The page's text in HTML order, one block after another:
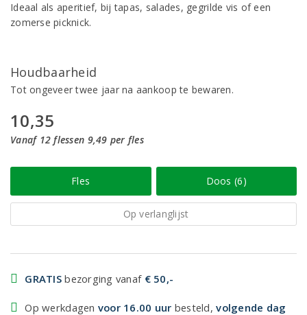
Ideaal als aperitief, bij tapas, salades, gegrilde vis of een
zomerse picknick.
Houdbaarheid
Tot ongeveer twee jaar na aankoop te bewaren.
10,35
Vanaf 12 flessen 9,49 per fles
Fles Doos (6)
Op verlanglijst
GRATIS bezorging vanaf € 50,-
Op werkdagen voor 16.00 uur besteld,volgende dag